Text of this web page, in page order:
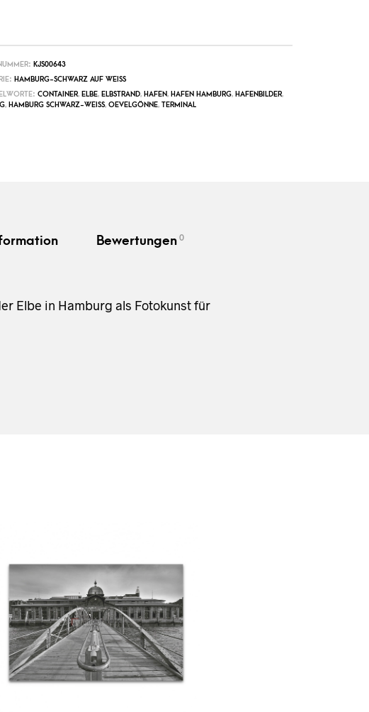
KJS00643
HAMBURG-SCHWARZ AUF WEISS
CONTAINER, ELBE, ELBSTRAND, HAFEN, HAFEN HAMBURG, HAFENBILDER,
, HAMBURG SCHWARZ-WEISS, OEVELGÖNNE, TERMINAL
Bewertungen 0
Elbe in Hamburg als Fotokunst für